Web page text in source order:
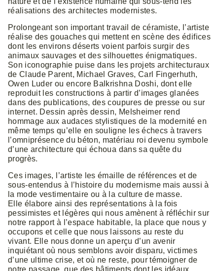
réalisations des architectes modernistes.
Prolongeant son important travail de céramiste, l’artiste
réalise des gouaches qui mettent en scène des édifices
dont les environs déserts voient parfois surgir des
animaux sauvages et des silhouettes énigmatiques.
Son iconographie puise dans les projets architecturaux
de Claude Parent, Michael Graves, Carl Fingerhuth,
Owen Luder ou encore Balkrishna Doshi, dont elle
reproduit les constructions à partir d’images glanées
dans des publications, des coupures de presse ou sur
internet. Dessin après dessin, Melsheimer rend
hommage aux audaces stylistiques de la modernité en
même temps qu’elle en souligne les échecs à travers
l’omniprésence du béton, matériau roi devenu symbole
d’une architecture qui échoua dans sa quête du
progrès.
Ces images, l’artiste les émaille de références et de
sous-entendus à l’histoire du modernisme mais aussi à
la mode vestimentaire ou à la culture de masse.
Elle élabore ainsi des représentations à la fois
pessimistes et légères qui nous amènent à réfléchir sur
notre rapport à l’espace habitable, la place que nous y
occupons et celle que nous laissons au reste du
vivant. Elle nous donne un aperçu d’un avenir
inquiétant où nous semblons avoir disparu, victimes
d’une ultime crise, et où ne reste, pour témoigner de